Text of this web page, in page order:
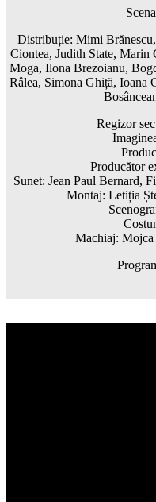
Distribuție: Mimi
Ciontea, Judith State, Marin
Moga, Ilona Brezoianu,
Râlea, Simona Ghiță, Ioana
Regizor
Producător
Sunet: Jean Paul Bernard,
Montaj: Letiția
Machiaj: Mojca